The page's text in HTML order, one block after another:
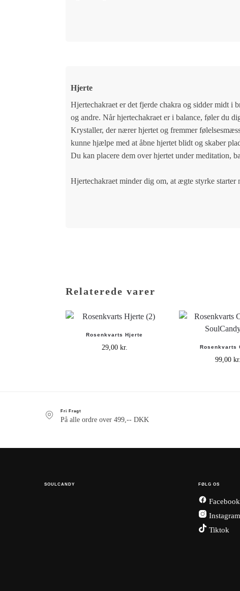
Hjerte
Hjertechakraet er det fjerde chakra og sidder midt i
og andre. Når hjertechakraet er i balance, føler du
Krystaller, der nærer hjertet og fremmer
kunne hjælpe med at åbne hjertet blidt og skaber
Du kan placere dem over hjertet under meditation,
Hjertechakraet minder dig om, at ægte styrke starter
Relaterede varer
Rosenkvarts Hjerte
29,00 kr. Rosenkvarts
99,00 kr.
Fri Fragt
På alle ordre over 499,-- DKK
SOULCANDY FØLG OS
Facebook
Instagram
Tiktok